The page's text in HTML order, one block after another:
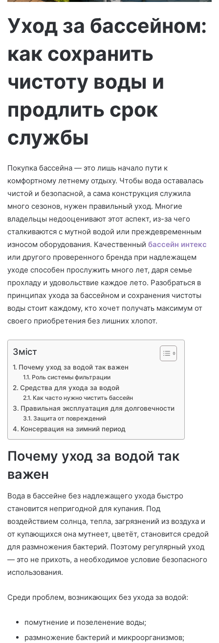
о
н
о
о
л
и
с
а
Уход за бассейном:
как сохранить
чистоту воды и
продлить срок
службы
Покупка бассейна — это лишь начало пути к
комфортному летнему отдыху. Чтобы вода оставалась
чистой и безопасной, а сама конструкция служила
много сезонов, нужен правильный уход. Многие
владельцы недооценивают этот аспект, из-за чего
сталкиваются с мутной водой или преждевременным
износом оборудования. Качественный бассейн интекс
или другого проверенного бренда при надлежащем
уходе способен прослужить много лет, даря семье
прохладу и удовольствие каждое лето. Разобраться в
принципах ухода за бассейном и сохранения чистоты
воды стоит каждому, кто хочет получать максимум от
своего приобретения без лишних хлопот.
Зміст
Почему уход за водой так важен
Роль системы фильтрации
Средства для ухода за водой
Как часто нужно чистить бассейн
Правильная эксплуатация для долговечности
Защита от повреждений
Консервация на зимний период
Почему уход за водой так
важен
Вода в бассейне без надлежащего ухода быстро
становится непригодной для купания. Под
воздействием солнца, тепла, загрязнений из воздуха и
от купающихся она мутнеет, цветёт, становится средой
для размножения бактерий. Поэтому регулярный уход
— это не прихоть, а необходимое условие безопасного
использования.
Среди проблем, возникающих без ухода за водой:
помутнение и позеленение воды;
размножение бактерий и микроорганизмов;